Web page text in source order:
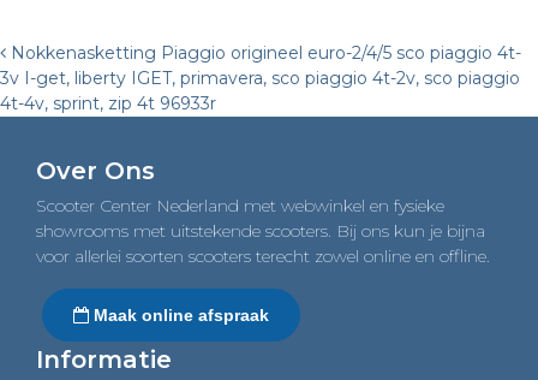
Post
navigation
Nokkenasketting Piaggio origineel euro-2/4/5 sco piaggio 4t-
3v I-get, liberty IGET, primavera, sco piaggio 4t-2v, sco piaggio
4t-4v, sprint, zip 4t 96933r
Over Ons
Scooter Center Nederland met webwinkel en fysieke
showrooms met uitstekende scooters. Bij ons kun je bijna
voor allerlei soorten scooters terecht zowel online en offline.
Maak online afspraak
Informatie